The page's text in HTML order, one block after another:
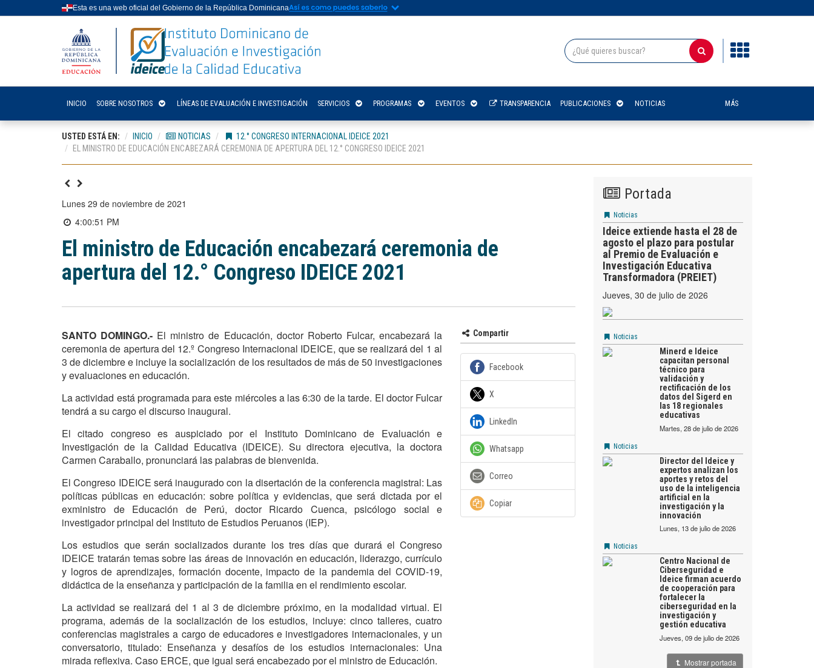
Esta es una web oficial del Gobierno de la República Dominicana
INICIO SOBRE NOSOTROS LÍNEAS DE EVALUACIÓN E INVESTIGACIÓN SERVICIOS PROGRAMAS EVENTOS TRANSPARENCIA PUBLICACIONES NOTICIAS MÁS
USTED ESTÁ EN: INICIO NOTICIAS
12.° CONGRESO INTERNACIONAL IDEICE 2021
EL MINISTRO DE EDUCACIÓN ENCABEZARÁ CEREMONIA DE APERTURA DEL 12.° CONGRESO IDEICE 2021
lunes 29 de noviembre de 2021
4:00:51 PM
El ministro de Educación encabezará ceremonia de
apertura del 12.° Congreso IDEICE 2021
SANTO DOMINGO.- El ministro de Educación, doctor Roberto Fulcar, encabezará la
ceremonia de apertura del 12.º Congreso Internacional IDEICE, que se realizará del 1 al
3 de diciembre e incluye la socialización de los resultados de más de 50 investigaciones
y evaluaciones en educación.
La actividad está programada para este miércoles a las 6:30 de la tarde. El doctor Fulcar
tendrá a su cargo el discurso inaugural.
El citado congreso es auspiciado por el Instituto Dominicano de Evaluación e
Investigación de la Calidad Educativa (IDEICE). Su directora ejecutiva, la doctora
Carmen Caraballo, pronunciará las palabras de bienvenida.
El Congreso IDEICE será inaugurado con la disertación de la conferencia magistral: Las
políticas públicas en educación: sobre política y evidencias, que será dictada por el
exministro de Educación de Perú, doctor Ricardo Cuenca, psicólogo social e
investigador principal del Instituto de Estudios Peruanos (IEP).
Los estudios que serán socializados durante los tres días que durará el Congreso
IDEICE tratarán temas sobre las áreas de innovación en educación, liderazgo, currículo
y logros de aprendizajes, formación docente, impacto de la pandemia del COVID-19,
didáctica de la enseñanza y participación de la familia en el rendimiento escolar.
La actividad se realizará del 1 al 3 de diciembre próximo, en la modalidad virtual. El
programa, además de la socialización de los estudios, incluye: cinco talleres, cuatro
conferencias magistrales a cargo de educadores e investigadores internacionales, y un
conversatorio, titulado: Enseñanza y desafíos de los estudios internacionales: Una
mirada reflexiva. Caso ERCE, que igual será encabezado por el ministro de Educación.
Compartir
Facebook
X
LinkedIn
Whatsapp
Correo
Copiar
Portada
Noticias
Ideice extiende hasta el 28 de
agosto el plazo para postular
al Premio de Evaluación e
Investigación Educativa
Transformadora (PREIET)
jueves, 30 de julio de 2026
Noticias
Minerd e Ideice
capacitan personal
técnico para
validación y
rectificación de los
datos del Sigerd en
las 18 regionales
educativas
martes, 28 de julio de 2026
Noticias
Director del Ideice y
expertos analizan los
aportes y retos del
uso de la inteligencia
artificial en la
investigación y la
innovación
lunes, 13 de julio de 2026
Noticias
Centro Nacional de
Ciberseguridad e
Ideice firman acuerdo
de cooperación para
fortalecer la
ciberseguridad en la
investigación y
gestión educativa
jueves, 09 de julio de 2026
Mostrar portada